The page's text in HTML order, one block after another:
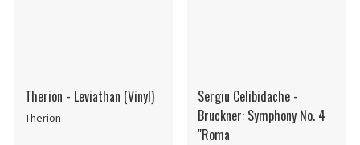
Therion - Leviathan (Vinyl)
Therion
Sergiu Celibidache -
Bruckner: Symphony No. 4
"Roma